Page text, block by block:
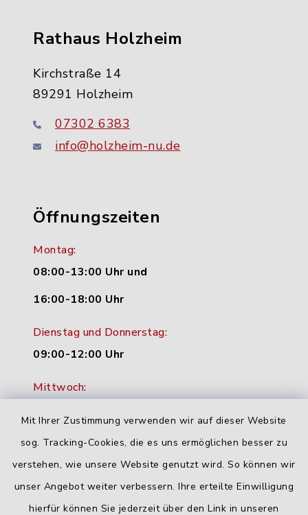
Mit Ihrer Zustimmung verwenden wir auf dieser Website
sog. Tracking-Cookies, die es uns ermöglichen besser zu
verstehen, wie unsere Website genutzt wird. So können wir
unser Angebot weiter verbessern. Ihre erteilte Einwilligung
hierfür können Sie jederzeit über den Link in unseren
Rathaus Holzheim
Kirchstraße 14
89291 Holzheim
07302 6383
info@holzheim-nu.de
Öffnungszeiten
Montag:
08:00-13:00 Uhr und
16:00-18:00 Uhr
Dienstag und Donnerstag:
09:00-12:00 Uhr
Mittwoch:
Freitag:
geschlossen